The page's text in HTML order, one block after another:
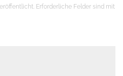
Erforderliche Felder sind mit